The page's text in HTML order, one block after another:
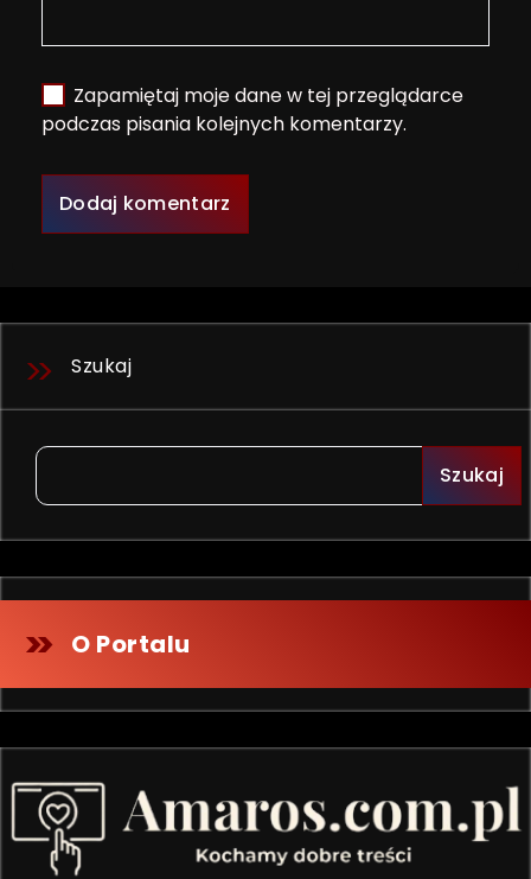
Zapamiętaj moje dane w tej przeglądarce
podczas pisania kolejnych komentarzy.
Szukaj
Szukaj
O Portalu